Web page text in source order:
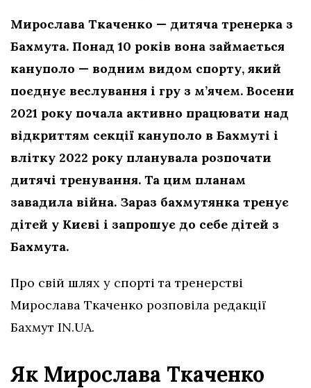
Мирослава Ткаченко — дитяча тренерка з
Бахмута. Понад 10 років вона займається
кануполо — водним видом спорту, який
поєднує веслування і гру з м’ячем. Восени
2021 року почала активно працювати над
відкриттям секції кануполо в Бахмуті і
влітку 2022 року планувала розпочати
дитячі тренування. Та цим планам
завадила війна. Зараз бахмутянка тренує
дітей у Києві і запрошує до себе дітей з
Бахмута.
Про свій шлях у спорті та тренерстві
Мирослава Ткаченко розповіла редакції
Бахмут IN.UA.
Як Мирослава Ткаченко